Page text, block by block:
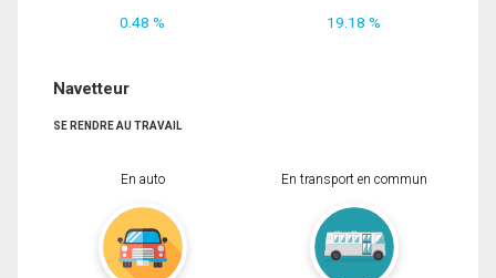
0.48 % 19.18 %
Navetteur
SE RENDRE AU TRAVAIL
En auto En transport en commun